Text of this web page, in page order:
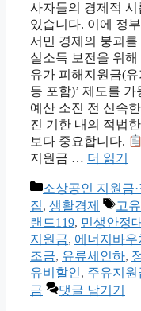
사자들의 경제적 시
있습니다. 이에 정
서민 경제의 붕괴를
실소득 보전을 위해
유가 피해지원금(
등 포함)’ 제도를
예산 소진 전 신속
진 기한 내의 적법
보다 중요합니다.
지원금 … 더 읽기
카
테
고
리
소상공인 지원금·
집, 생활경제
태
그
고
랜드119, 민생안정
지원금, 에너지바우
조금, 유류세인하,
유비할인, 주유지원
금
댓글 남기기